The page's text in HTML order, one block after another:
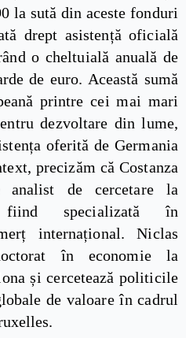
la sută din aceste fonduri
drept asistență oficială
o cheltuială anuală de
de euro. Această sumă
printre cei mai mari
dezvoltare din lume,
oferită de Germania
precizăm că Costanza
analist de cercetare la
specializată în
internațional. Niclas
în economie la
și cercetează politicile
de valoare în cadrul